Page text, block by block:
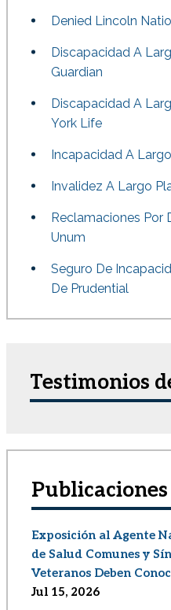
Denied Lincoln
Discapacidad A
Guardian
Discapacidad A
York Life
Incapacidad A
Invalidez A Largo
Reclamaciones Por
Unum
Seguro De
De Prudential
Testimonios
Exposición al Agente
de Salud Comunes y
Veteranos Deben
Jul 15, 2026